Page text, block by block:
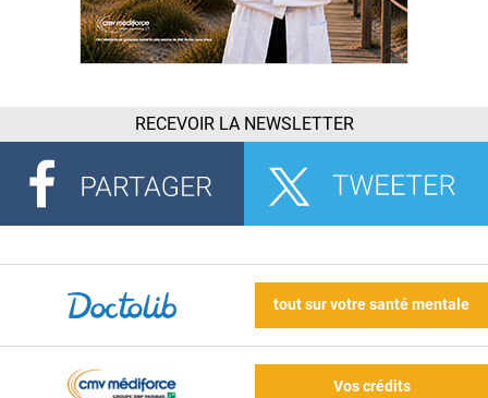
RECEVOIR LA NEWSLETTER
tout sur votre santé mentale
Vos crédits